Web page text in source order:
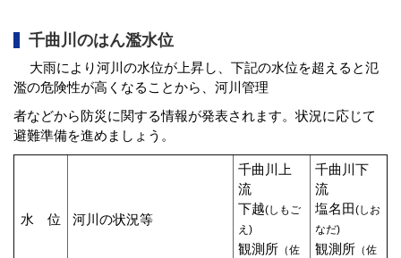
千曲川のはん濫水位
大雨により河川の水位が上昇し、下記の水位を超えると氾
濫の危険性が高くなることから、河川管理
者などから防災に関する情報が発表されます。状況に応じて
避難準備を進めましょう。
水 位 河川の状況等
千曲川上
流
下越(しもご
え)
観測所 （佐
千曲川下
流
塩名田(しお
なだ)
観測所 （佐